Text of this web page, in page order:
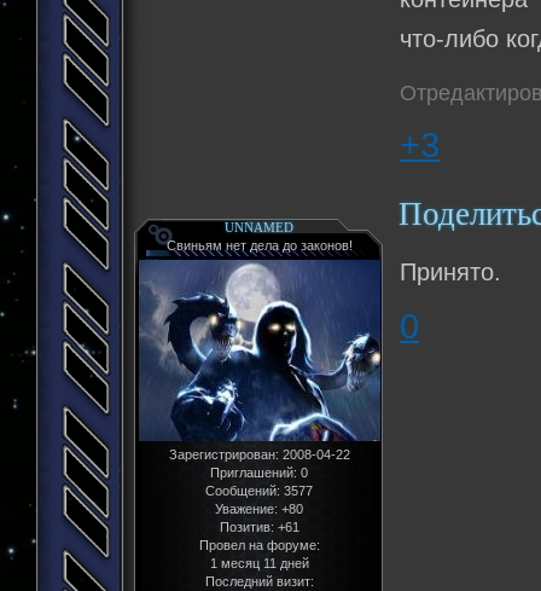
что-либо
+3
UNNAMED
Свиньям нет дела до законов!
Зарегистрирован: 2008-04-22
Приглашений: 0
Сообщений: 3577
Уважение: +80
Позитив: +61
Провел на форуме:
1 месяц 11 дней
Последний визит:
Принято.
0